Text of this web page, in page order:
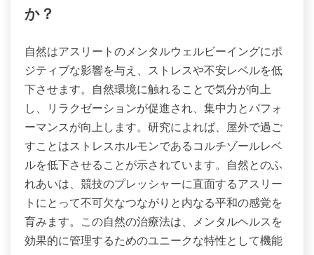
ジリエンスを育むことで、アスリートに大きな利益
ガ、瞑想といった技術は集中力を高め、リラクゼー
ションを促進し、パフォーマンスを向上させます。
研究によれば、これらの実践はコルチゾールレベル
を低下させ、回復と全体的な幸福感を向上させるこ
とができます。代替療法を統合することで、アスリ
ートはバランスの取れた心構えを育むことができ、
最終的にはスポーツの取り組みにおいてより大きな
成功を収めることができます。
自然はアスリートのメンタルウェルビ
ーイングにどのような影響を与える